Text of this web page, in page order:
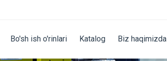
Bo'sh ish o'rinlari Katalog Biz haqimizda